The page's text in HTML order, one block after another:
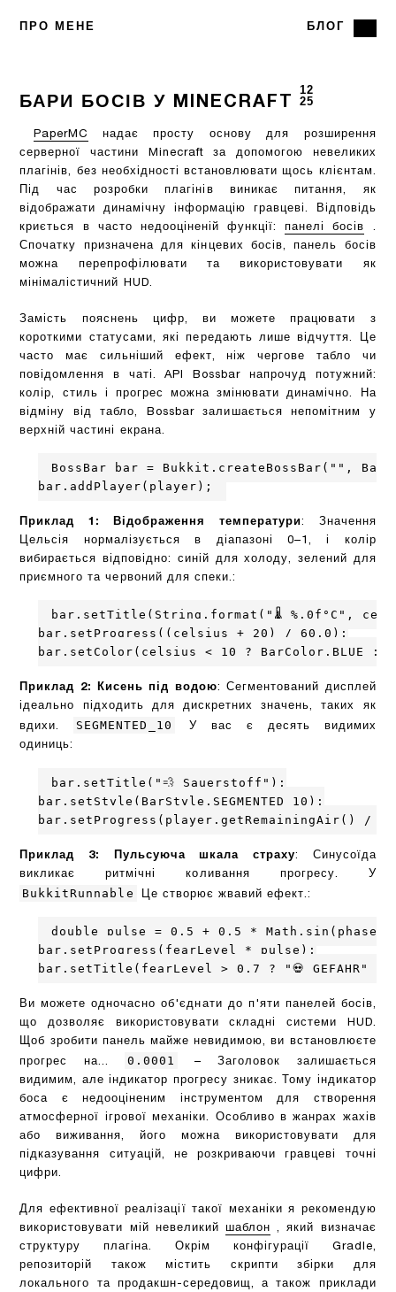
ПРО МЕНЕ БЛОГ
БАРИ БОСІВ У MINECRAFT
12
25
PaperMC
надає просту основу для розширення
серверної частини Minecraft за допомогою невеликих
плагінів, без необхідності встановлювати щось клієнтам.
Під час розробки плагінів виникає питання, як
відображати динамічну інформацію гравцеві. Відповідь
криється в часто недооціненій функції:панелі босів
.
Спочатку призначена для кінцевих босів, панель босів
можна перепрофілювати та використовувати як
мінімалістичний HUD.
Замість пояснень цифр, ви можете працювати з
короткими статусами, які передають лише відчуття. Це
часто має сильніший ефект, ніж чергове табло чи
повідомлення в чаті. API Bossbar напрочуд потужний:
колір, стиль і прогрес можна змінювати динамічно. На
відміну від табло, Bossbar залишається непомітним у
верхній частині екрана.
BossBar bar = Bukkit.createBossBar("",
bar.addPlayer(player);
Приклад 1: Відображення температури: Значення
Цельсія нормалізується в діапазоні 0–1, і колір
вибирається відповідно: синій для холоду, зелений для
приємного та червоний для спеки.:
bar.setTitle(String.format("🌡 %.0f°C",
bar.setProgress((celsius + 20) / 60.0);
bar.setColor(celsius < 10 ? BarColor.BLUE :
Приклад 2: Кисень під водою: Сегментований дисплей
ідеально підходить для дискретних значень, таких як
вдихи.
SEGMENTED_10
У вас є десять видимих
одиниць:
bar.setTitle("💨 Sauerstoff");
bar.setStyle(BarStyle.SEGMENTED_10);
bar.setProgress(player.getRemainingAir() /
Приклад 3: Пульсуюча шкала страху: Синусоїда
викликає ритмічні коливання прогресу. У
BukkitRunnable Це створює жвавий ефект.:
double pulse = 0.5 + 0.5 * Math.sin(phase);
bar.setProgress(fearLevel * pulse);
bar.setTitle(fearLevel > 0.7 ? "💀 GEFAHR" :
Ви можете одночасно об'єднати до п'яти панелей босів,
що дозволяє використовувати складні системи HUD.
Щоб зробити панель майже невидимою, ви встановлюєте
прогрес на...
0.0001
– Заголовок залишається
видимим, але індикатор прогресу зникає. Тому індикатор
боса є недооціненим інструментом для створення
атмосферної ігрової механіки. Особливо в жанрах жахів
або виживання, його можна використовувати для
підказування ситуацій, не розкриваючи гравцеві точні
цифри.
Для ефективної реалізації такої механіки я рекомендую
використовувати мій невеликийшаблон , який визначає
структуру плагіна. Окрім конфігурації Gradle,
репозиторій також містить скрипти збірки для
локального та продакшн-середовищ, а також приклади